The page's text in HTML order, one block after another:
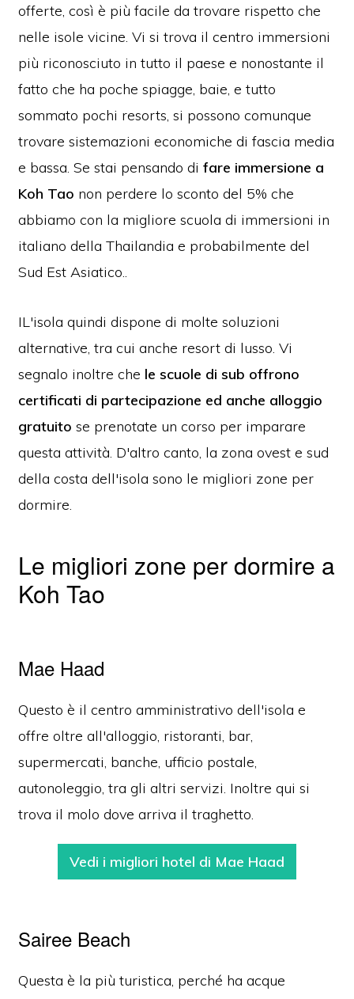
offerte, così è più facile da trovare rispetto che
nelle isole vicine. Vi si trova il centro immersioni
più riconosciuto in tutto il paese e nonostante il
fatto che ha poche spiagge, baie, e tutto
sommato pochi resorts, si possono comunque
trovare sistemazioni economiche di fascia media
e bassa. Se stai pensando difare immersione a
Koh Tao non perdere lo sconto del 5% che
abbiamo con la migliore scuola di immersioni in
italiano della Thailandia e probabilmente del
Sud Est Asiatico..
IL'isola quindi dispone di molte soluzioni
alternative, tra cui anche resort di lusso. Vi
segnalo inoltre che le scuole di sub offrono
certificati di partecipazione ed anche alloggio
gratuito se prenotate un corso per imparare
questa attività. D'altro canto, la zona ovest e sud
della costa dell'isola sono le migliori zone per
dormire.
Le migliori zone per dormire a
Koh Tao
Mae Haad
Questo è il centro amministrativo dell'isola e
offre oltre all'alloggio, ristoranti, bar,
supermercati, banche, ufficio postale,
autonoleggio, tra gli altri servizi. Inoltre qui si
trova il molo dove arriva il traghetto.
Vedi i migliori hotel di Mae Haad
Sairee Beach
Questa è la più turistica, perché ha acque